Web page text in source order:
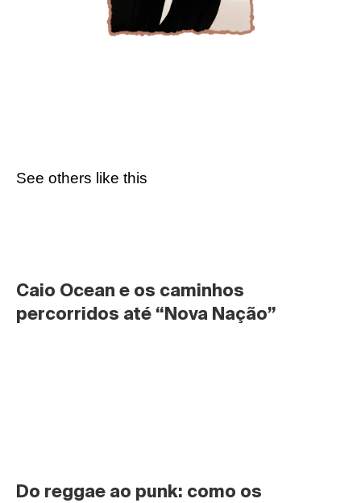
See others like this
Caio Ocean e os caminhos
percorridos até “Nova Nação”
Do reggae ao punk: como os